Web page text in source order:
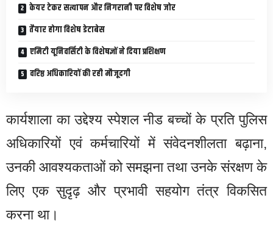
केयर टेकर सत्यापन और निगरानी पर विशेष जोर
तैयार होगा विशेष डेटाबेस
एमिटी यूनिवर्सिटी के विशेषज्ञों ने दिया प्रशिक्षण
वरिष्ठ अधिकारियों की रही मौजूदगी
कार्यशाला का उद्देश्य स्पेशल नीड बच्चों के प्रति पुलिस
अधिकारियों एवं कर्मचारियों में संवेदनशीलता बढ़ाना,
उनकी आवश्यकताओं को समझना तथा उनके संरक्षण के
लिए एक सुदृढ़ और प्रभावी सहयोग तंत्र विकसित
करना था।